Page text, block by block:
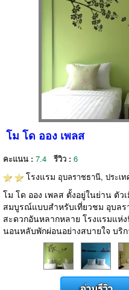
โม โด ออง เพลส
คะแนน : 7.4 รีวิว : 6
โรงแรม อุบลราชธานี, ประเ
โม โด ออง เพลส ตั้งอยู่ในย่าน ตั
สมบูรณ์แบบสำหรับเที่ยวชม อุบล
สะดวกอันหลากหลาย โรงแรมแห่
นอนหลับพักผ่อนอย่างสบายใจ บริก